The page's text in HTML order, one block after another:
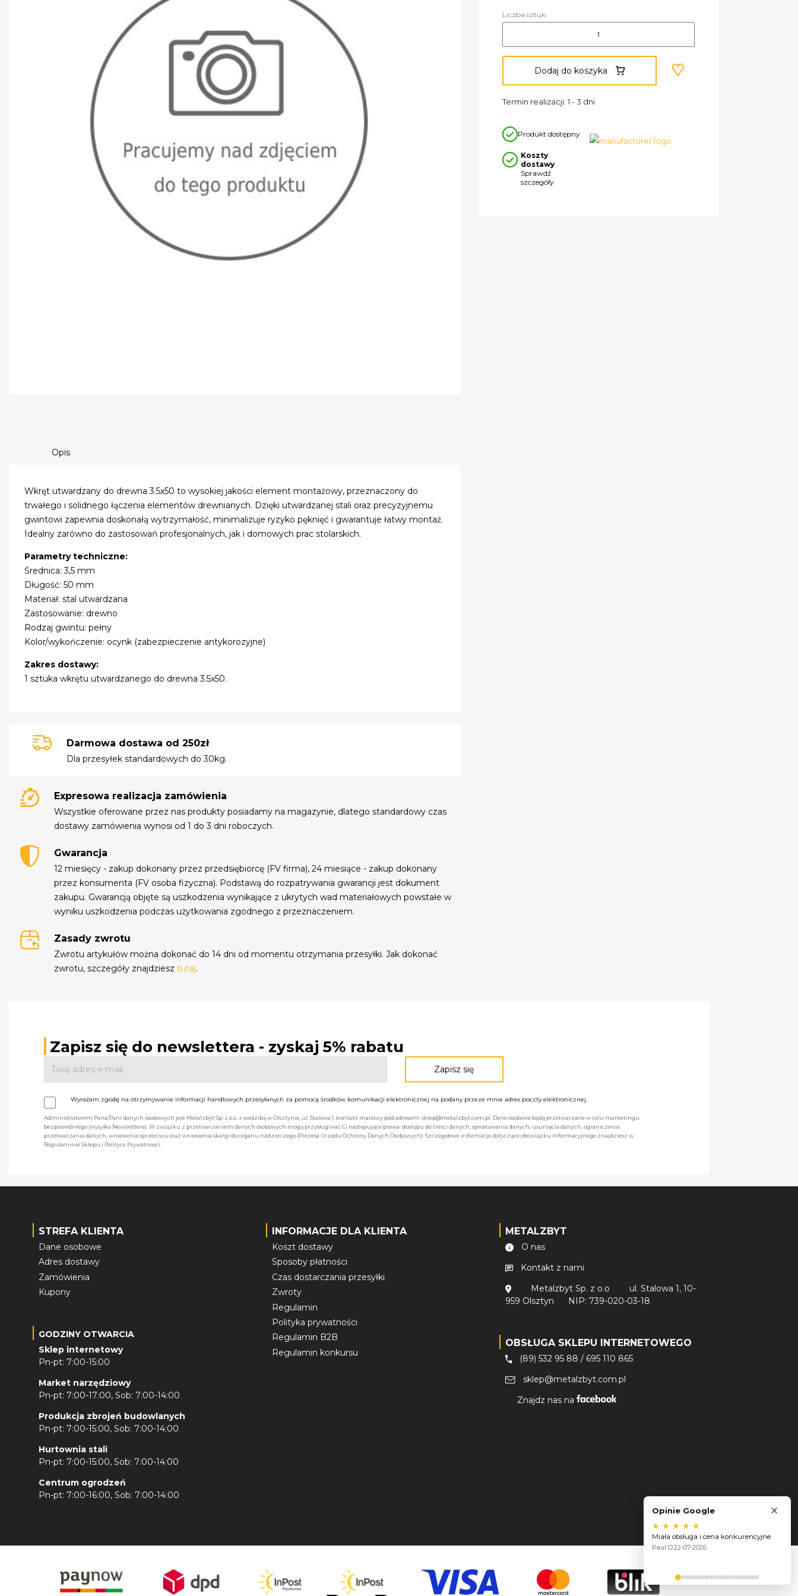
Opis
Wkręt utwardzany do drewna 3.5x50 to wysokiej jakości element montażowy, przeznaczony do
trwałego i solidnego łączenia elementów drewnianych. Dzięki utwardzanej stali oraz precyzyjnemu
gwintowi zapewnia doskonałą wytrzymałość, minimalizuje ryzyko pęknięć i gwarantuje łatwy montaż.
Idealny zarówno do zastosowań profesjonalnych, jak i domowych prac stolarskich.
Parametry techniczne:
Średnica: 3,5 mm
Długość: 50 mm
Materiał: stal utwardzana
Zastosowanie: drewno
Rodzaj gwintu: pełny
Kolor/wykończenie: ocynk (zabezpieczenie antykorozyjne)
Zakres dostawy:
1 sztuka wkrętu utwardzanego do drewna 3.5x50.
Darmowa dostawa od 250zł
Dla przesyłek standardowych do 30kg.
Expresowa realizacja zamówienia
Wszystkie oferowane przez nas produkty posiadamy na magazynie, dlatego standardowy czas
dostawy zamówienia wynosi od 1 do 3 dni roboczych.
Gwarancja
12 miesięcy - zakup dokonany przez przedsiębiorcę (FV firma), 24 miesiące - zakup dokonany
przez konsumenta (FV osoba fizyczna). Podstawą do rozpatrywania gwarancji jest dokument
zakupu. Gwarancją objęte są uszkodzenia wynikające z ukrytych wad materiałowych powstałe w
wyniku uszkodzenia podczas użytkowania zgodnego z przeznaczeniem.
Zasady zwrotu
Zwrotu artykułów można dokonać do 14 dni od momentu otrzymania przesyłki. Jak dokonać
zwrotu, szczegóły znajdziesztutaj.
Liczba sztuk:
Dodaj do koszyka
Termin realizacji: 1 - 3 dni
Produkt dostępny
Koszty
dostawy
Sprawdź
szczegóły
Zapisz się do newslettera - zyskaj 5% rabatu
Wyrażam zgodę na otrzymywanie informacji handlowych przesyłanych za pomocą środków komunikacji elektronicznej na podany przeze mnie adres poczty elektronicznej.
Administratorem Pana/Pani danych osobowych jest Metalzbyt Sp. z o.o. z siedzibą w Olsztynie, ul. Stalowa 1, kontakt mailowy pod adresem: sklep@metalzbyt.com.pl. Dane osobowe będą przetwarzane w celu marketingu
bezpośredniego (wysyłka Newslettera). W związku z przetwarzaniem danych osobowych mogą przysługiwać Ci następujące prawa: dostępu do treści danych, sprostowania danych, usunięcia danych, ograniczenia
przetwarzania danych, wniesienia sprzeciwu oraz wniesienia skargi do organu nadzorczego (Prezesa Urzędu Ochrony Danych Osobowych). Szczegółowe informacje dotyczące obowiązku informacyjnego znajdziesz w
Regulaminie Sklepu i Polityce Prywatności.
STREFA KLIENTA
Dane osobowe
Adres dostawy
Zamówienia
Kupony
GODZINY OTWARCIA
Sklep internetowy
Pn-pt: 7:00-15:00
Market narzędziowy
Pn-pt: 7:00-17:00, Sob: 7:00-14:00
Produkcja zbrojeń budowlanych
Pn-pt: 7:00-15:00, Sob: 7:00-14:00
Hurtownia stali
Pn-pt: 7:00-15:00, Sob: 7:00-14:00
Centrum ogrodzeń
Pn-pt: 7:00-16:00, Sob: 7:00-14:00
INFORMACJE DLA KLIENTA
Koszt dostawy
Sposoby płatności
Czas dostarczania przesyłki
Zwroty
Regulamin
Polityka prywatności
Regulamin B2B
Regulamin konkursu
METALZBYT
O nas
Kontakt z nami
Metalzbyt Sp. z o.o
ul. Stalowa 1, 10-
959 Olsztyn
NIP: 739-020-03-18
OBSŁUGA SKLEPU INTERNETOWEGO
(89) 532 95 88 / 695 110 865
sklep@metalzbyt.com.pl
Znajdz nas na
Opinie Google ×
★ ★ ★ ★ ★
Miała obsługa i cena konkurencyjne
Paul O.22-07-2026